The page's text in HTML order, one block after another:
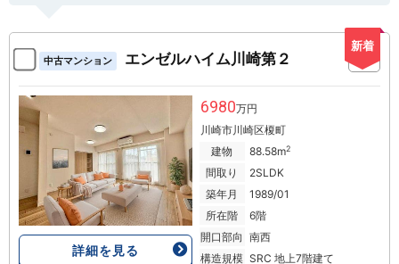
新着
中古マンション エンゼルハイム川崎第２
詳細を見る
6980万円
川崎市川崎区榎町
建物
88.58m2
間取り
2SLDK
築年月
1989/01
所在階
6階
開口部向 南西
構造規模 SRC 地上7階建て